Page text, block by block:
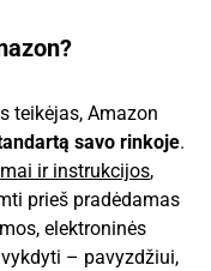
teikėjas, Amazon
savo rinkoje.
ir instrukcijos,
prieš pradėdamas
elektroninės
– pavyzdžiui,